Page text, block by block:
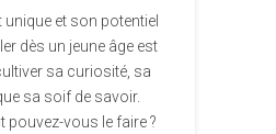
et son potentiel
dès un jeune âge est
sa curiosité, sa
sa soif de savoir.
vous le faire ?